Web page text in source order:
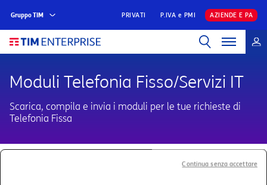
Gruppo TIM PRIVATI P.IVA e PMI AZIENDE E PA
Moduli Telefonia Fisso/Servizi IT
Scarica, compila e invia i moduli per le tue richieste di
Telefonia Fissa
Continua senza accettare